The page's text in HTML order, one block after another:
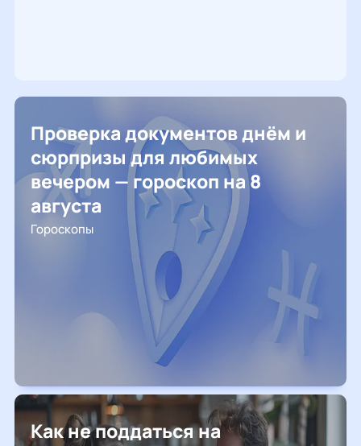
Проверка документов днём и
сюрпризы для любимых
вечером — гороскоп на 8
августа
Гороскопы
Как не поддаться на